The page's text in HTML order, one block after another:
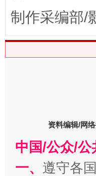
“刷贴”乱
制作采编部/
资料编辑/网
中国/公众/
一、 遵守各